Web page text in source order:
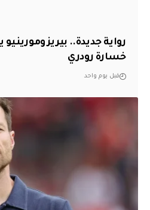
رواية جديدة.. بيريز
خسارة رودري
قبل يوم واحد